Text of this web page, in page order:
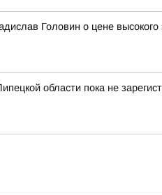
Головин о цене высокого
области пока не